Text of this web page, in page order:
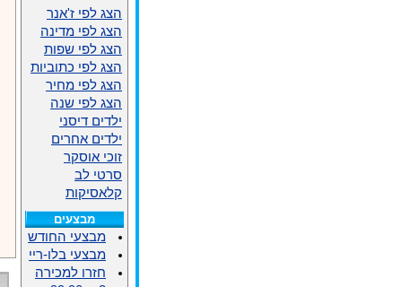
הצג לפי ז'אנר
הצג לפי מדינה
הצג לפי שפות
הצג לפי כתוביות
הצג לפי מחיר
הצג לפי שנה
ילדים דיסני
ילדים אחרים
זוכי אוסקר
סרטי לב
קלאסיקות
מבצעים
מבצעי החודש
מבצעי בלו-ריי
חזרו למכירה